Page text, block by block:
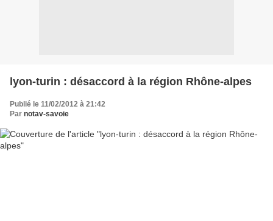
lyon-turin : désaccord à la région Rhône-alpes
Publié le 11/02/2012 à 21:42
Par notav-savoie